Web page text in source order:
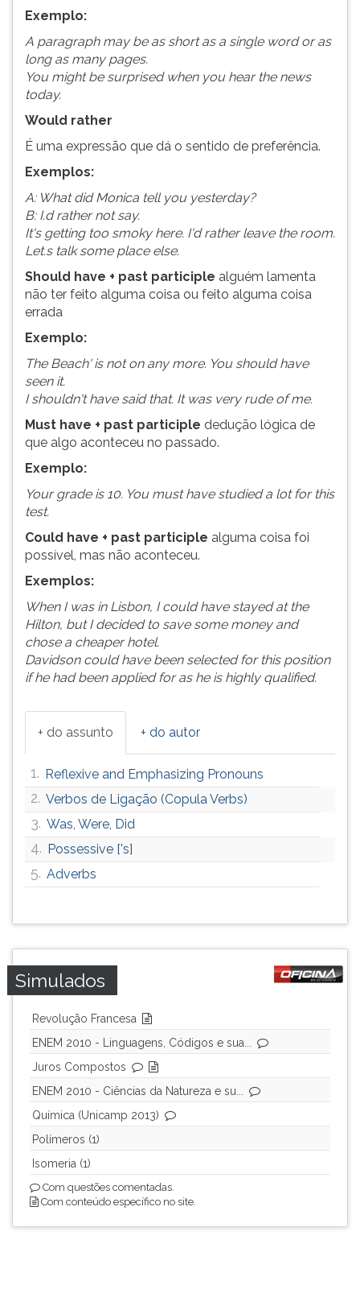
Exemplo:
A paragraph may be as short as a single word or as
long as many pages.
You might be surprised when you hear the news
today.
Would rather
É uma expressão que dá o sentido de preferência.
Exemplos:
A: What did Monica tell you yesterday?
B: I.d rather not say.
It's getting too smoky here. I'd rather leave the room.
Let.s talk some place else.
Should have + past participle alguém lamenta
não ter feito alguma coisa ou feito alguma coisa
errada
Exemplo:
The Beach' is not on any more. You should have
seen it.
I shouldn't have said that. It was very rude of me.
Must have + past participle dedução lógica de
que algo aconteceu no passado.
Exemplo:
Your grade is 10. You must have studied a lot for this
test.
Could have + past participle alguma coisa foi
possível, mas não aconteceu.
Exemplos:
When I was in Lisbon, I could have stayed at the
Hilton, but I decided to save some money and
chose a cheaper hotel.
Davidson could have been selected for this position
if he had been applied for as he is highly qualified.
+ do assunto + do autor
1. Reflexive and Emphasizing Pronouns
2. Verbos de Ligação (Copula Verbs)
3. Was, Were, Did
4. Possessive ['s]
5. Adverbs
Simulados
Revolução Francesa
ENEM 2010 - Linguagens, Códigos e sua...
Juros Compostos
ENEM 2010 - Ciências da Natureza e su...
Química (Unicamp 2013)
Polímeros (1)
Isomeria (1)
Com questões comentadas.
Com conteúdo específico no site.